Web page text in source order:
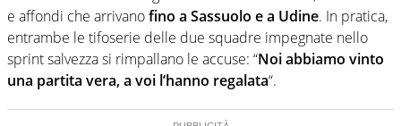
e affondi che arrivanofino a Sassuolo e a Udine. In pratica,
entrambe le tifoserie delle due squadre impegnate nello
sprint salvezza si rimpallano le accuse: “Noi abbiamo vinto
una partita vera, a voi l’hanno regalata“.